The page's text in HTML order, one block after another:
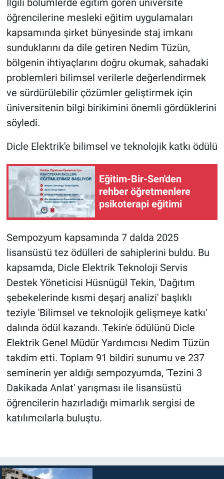
öğrencilerine mesleki eğitim uygulamaları
kapsamında şirket bünyesinde staj imkanı
sunduklarını da dile getiren Nedim Tüzün,
bölgenin ihtiyaçlarını doğru okumak, sahadaki
problemleri bilimsel verilerle değerlendirmek
ve sürdürülebilir çözümler geliştirmek için
üniversitenin bilgi birikimini önemli gördüklerini
söyledi.
Dicle Elektrik'e bilimsel ve teknolojik katkı ödülü
Eğitim-Bir-Sen'den
rehber öğretmenlere
psikoterapi eğitimi
Sempozyum kapsamında 7 dalda 2025
lisansüstü tez ödülleri de sahiplerini buldu. Bu
kapsamda, Dicle Elektrik Teknoloji Servis
Destek Yöneticisi Hüsnügül Tekin, 'Dağıtım
şebekelerinde kısmi deşarj analizi' başlıklı
teziyle 'Bilimsel ve teknolojik gelişmeye katkı'
dalında ödül kazandı. Tekin'e ödülünü Dicle
Elektrik Genel Müdür Yardımcısı Nedim Tüzün
takdim etti. Toplam 91 bildiri sunumu ve 237
seminerin yer aldığı sempozyumda, 'Tezini 3
Dakikada Anlat' yarışması ile lisansüstü
öğrencilerin hazırladığı mimarlık sergisi de
katılımcılarla buluştu.